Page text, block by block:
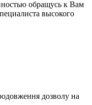
обращусь к Вам
высокого
дозволу на